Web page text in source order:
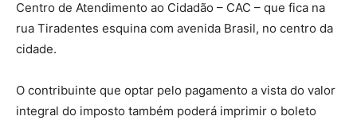
Centro de Atendimento ao Cidadão – CAC – que fica na
rua Tiradentes esquina com avenida Brasil, no centro da
cidade.
O contribuinte que optar pelo pagamento a vista do valor
integral do imposto também poderá imprimir o boleto